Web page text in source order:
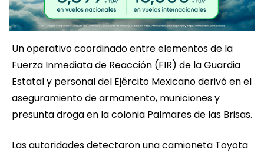
Un operativo coordinado entre elementos de la
Fuerza Inmediata de Reacción (FIR) de la Guardia
Estatal y personal del Ejército Mexicano derivó en el
aseguramiento de armamento, municiones y
presunta droga en la colonia Palmares de las Brisas.
Las autoridades detectaron una camioneta Toyota